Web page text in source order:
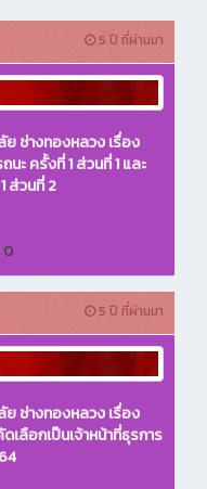
5 ปี ที่ผ่านมา
ช่างทองหลวง เรื่อง
ะ ครั้งที่ 1 ส่วนที่ 1 และ
ส่วนที่ 2
0
5 ปี ที่ผ่านมา
ช่างทองหลวง เรื่อง
ลือกเป็นเจ้าหน้าที่ธุรการ